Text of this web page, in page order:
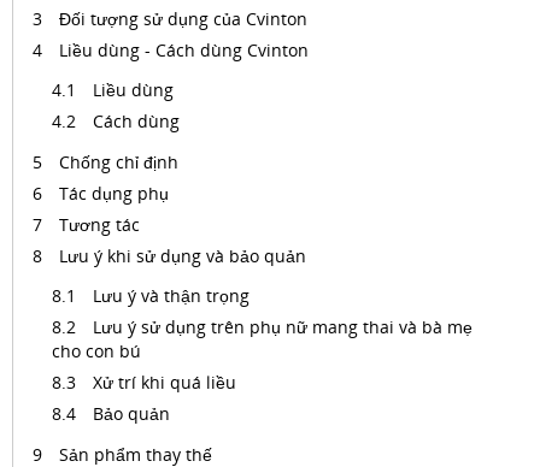
Đối tượng sử dụng của Cvinton
Liều dùng - Cách dùng Cvinton
Liều dùng
Cách dùng
Chống chỉ định
Tác dụng phụ
Tương tác
Lưu ý khi sử dụng và bảo quản
Lưu ý và thận trọng
Lưu ý sử dụng trên phụ nữ mang thai và bà mẹ
cho con bú
Xử trí khi quá liều
Bảo quản
Sản phẩm thay thế